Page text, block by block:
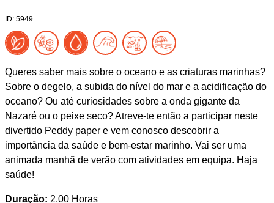
ID: 5949
Queres saber mais sobre o oceano e as criaturas marinhas?
Sobre o degelo, a subida do nível do mar e a acidificação do
oceano? Ou até curiosidades sobre a onda gigante da
Nazaré ou o peixe seco? Atreve-te então a participar neste
divertido Peddy paper e vem conosco descobrir a
importância da saúde e bem-estar marinho. Vai ser uma
animada manhã de verão com atividades em equipa. Haja
saúde!
Duração: 2.00 Horas